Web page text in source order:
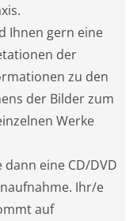
Ihnen gern eine
der
zu den
der Bilder zum
Werke
eine CD/DVD
Ihr/e
auf